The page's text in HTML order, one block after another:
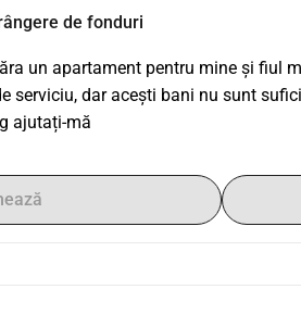
de fonduri
un apartament pentru mine și fiul
serviciu, dar acești bani nu sunt
ajutați-mă